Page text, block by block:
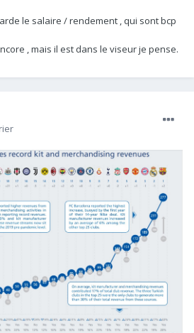
le salaire / rendement , qui sont bcp
, mais il est dans le viseur je pense.